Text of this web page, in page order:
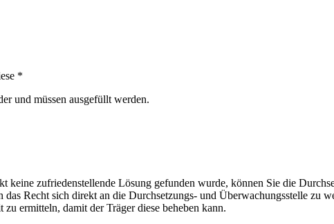
*
und müssen ausgefüllt werden.
keine zufriedenstellende Lösung gefunden wurde, können Sie die
Recht sich direkt an die Durchsetzungs- und Überwachungsstelle zu
ermitteln, damit der Träger diese beheben kann.